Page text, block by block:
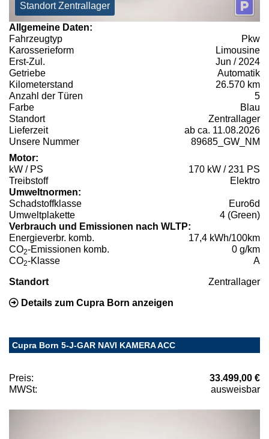
Standort Zentrallager
Allgemeine Daten:
Fahrzeugtyp
Pkw
Karosserieform
Limousine
Erst-Zul.
Jun / 2024
Getriebe
Automatik
Kilometerstand
26.570 km
Anzahl der Türen
5
Farbe
Blau
Standort
Zentrallager
Lieferzeit
ab ca. 11.08.2026
Unsere Nummer
89685_GW_NM
Motor:
kW / PS
170 kW / 231 PS
Treibstoff
Elektro
Umweltnormen:
Schadstoffklasse
Euro6d
Umweltplakette
4 (Green)
Verbrauch und Emissionen nach WLTP:
Energieverbr. komb.
17,4 kWh/100km
CO2-Emissionen komb.
0 g/km
CO2-Klasse A
Standort Zentrallager
Details zum Cupra Born anzeigen
Cupra Born 5-J-GAR NAVI KAMERA ACC
Preis:
33.499,00 €
MWSt:
ausweisbar